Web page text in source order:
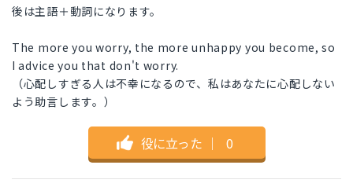
後は主語＋動詞になります。
The more you worry, the more unhappy you become, so
I advice you that don't worry.
（心配しすぎる人は不幸になるので、私はあなたに心配しない
よう助言します。）
役に立った ｜ 0